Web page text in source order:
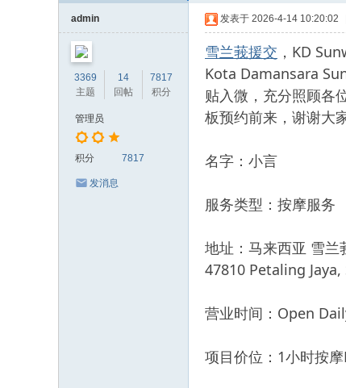
admin
3369
主题
14
回帖
7817
积分
管理员
积分 7817
发消息
发表于 2026-4-14 10:20:02
雪兰莪援交 ，KD
Kota Damansara
贴入微，充分照顾各
板预约前来，谢谢大家
名字：小言
服务类型：按摩服务
地址：马来西亚 雪
47810 Petaling
营业时间：Open
项目价位：1小时按